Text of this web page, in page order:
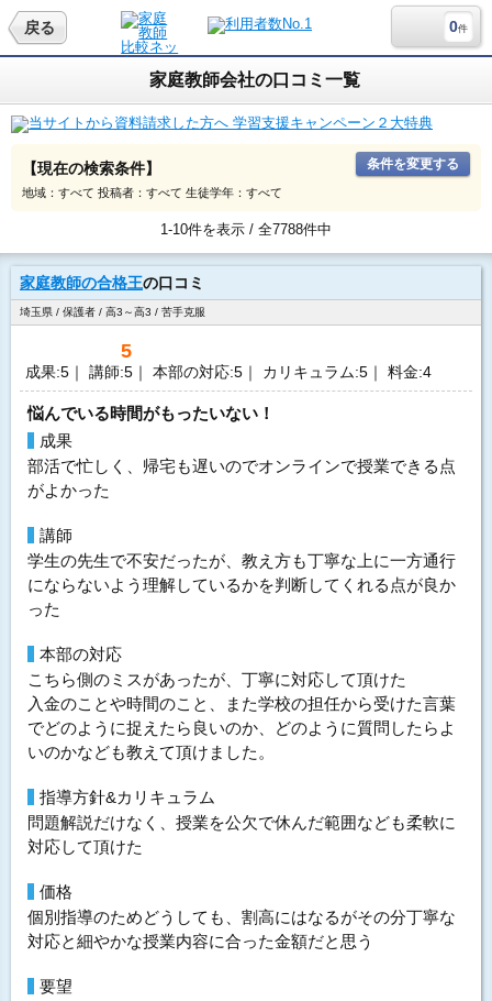
戻る 0件
家庭教師会社の口コミ一覧
【現在の検索条件】
地域：すべて 投稿者：すべて 生徒学年：すべて
条件を変更する
1-10件を表示 / 全7788件中
家庭教師の合格王の口コミ
埼玉県 / 保護者 / 高3～高3 / 苦手克服
5
成果:5｜ 講師:5｜ 本部の対応:5｜ カリキュラム:5｜ 料金:4
悩んでいる時間がもったいない！
成果
部活で忙しく、帰宅も遅いのでオンラインで授業できる点
がよかった
講師
学生の先生で不安だったが、教え方も丁寧な上に一方通行
にならないよう理解しているかを判断してくれる点が良か
った
本部の対応
こちら側のミスがあったが、丁寧に対応して頂けた
入金のことや時間のこと、また学校の担任から受けた言葉
でどのように捉えたら良いのか、どのように質問したらよ
いのかなども教えて頂けました。
指導方針&カリキュラム
問題解説だけなく、授業を公欠で休んだ範囲なども柔軟に
対応して頂けた
価格
個別指導のためどうしても、割高にはなるがその分丁寧な
対応と細やかな授業内容に合った金額だと思う
要望